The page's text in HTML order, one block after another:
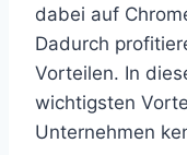
dabei auf
Dadurch
Vorteilen. In
wichtigsten
Unternehmen